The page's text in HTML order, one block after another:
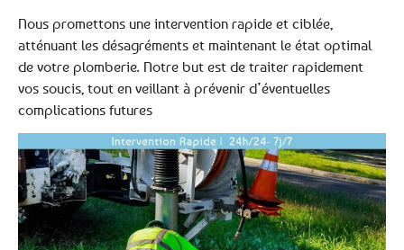
Nous promettons une intervention rapide et ciblée,
atténuant les désagréments et maintenant le état optimal
de votre plomberie. Notre but est de traiter rapidement
vos soucis, tout en veillant à prévenir d’éventuelles
complications futures